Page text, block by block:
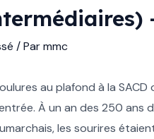
/ Parmmc
au plafond à la
À un an des 250
les sourires